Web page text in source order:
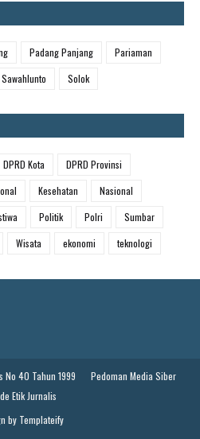
Padang Panjang
Pariaman
Sawahlunto Solok
DPRD Kota
DPRD Provinsi
Kesehatan
Nasional
Politik Polri
Sumbar
Wisata ekonomi teknologi
No 40 Tahun 1999
Pedoman Media Siber
Etik Jurnalis
by Templateify